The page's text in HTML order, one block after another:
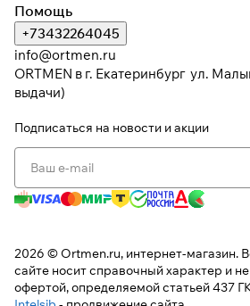
Помощь
+73432264045
info@ortmen.ru
ORTMEN в г. Екатеринбург ул.
выдачи)
Подписаться на новости и акции
2026 © Ortmen.ru, интернет-магазин.
сайте носит справочный характер и
офертой, определяемой статьей 437